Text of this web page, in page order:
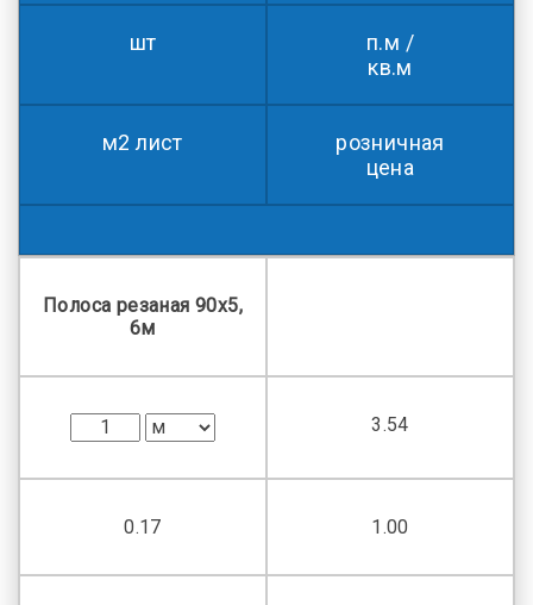
шт
п.м /
кв.м
м2 лист
розничная
цена
Полоса резаная 90х5,
6м
3.54
0.17 1.00